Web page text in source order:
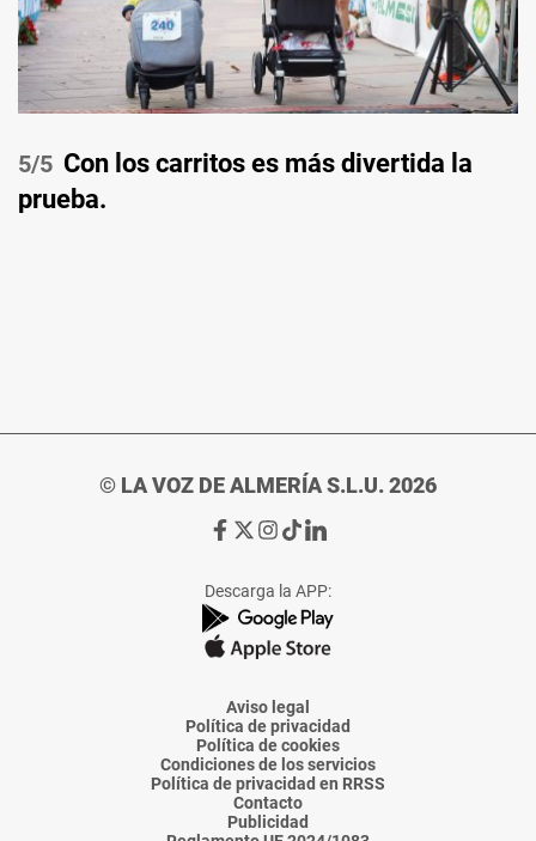
/5 Con los carritos es más divertida la
prueba.
© LA VOZ DE ALMERÍA S.L.U. 2026
Ir
de
La
Voz
Almería
Ir
de
La
Voz
Almería
Ir
de
La
Voz
Almería
Ir
de
La
Voz
Almería
Ir
de
La
Voz
Descarga la APP:
Aviso legal
Política de privacidad
Política de cookies
Condiciones de los servicios
Política de privacidad en RRSS
Contacto
Publicidad